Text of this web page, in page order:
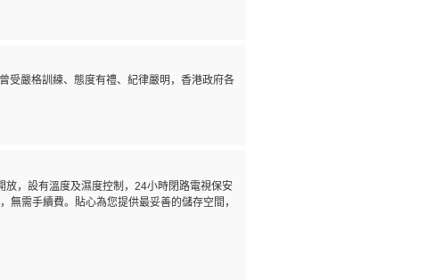
受嚴格訓練、態度有禮、紀律嚴明，香港政府各
，設有溫度及濕度控制，24小時閉路電視保安
需手續費。貼心為您提供最妥善的儲存空間，